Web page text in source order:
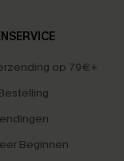
op 79€+
Beginnen